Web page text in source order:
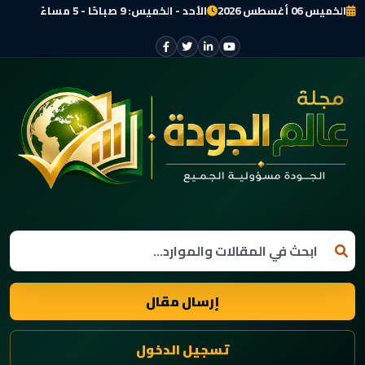
الخميس 06 أغسطس 2026 الأحد - الخميس: 9 صباحًا - 5 مساءً
إرسال مقال
تسجيل الدخول